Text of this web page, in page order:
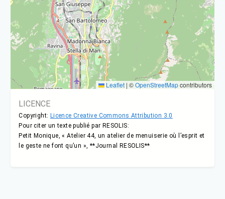
Leaflet | ©OpenStreetMapcontributors
LICENCE
Copyright: Licence Creative Commons Attribution 3.0
Pour citer un texte publié par RESOLIS:
Petit Monique, « Atelier 44, un atelier de menuiserie où l’esprit et
le geste ne font qu’un », **Journal RESOLIS**